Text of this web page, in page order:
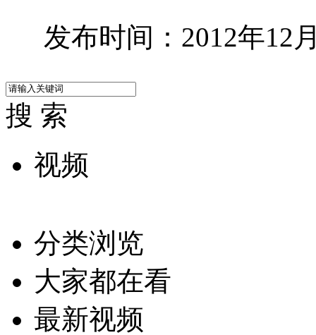
发布时间：2012年12
搜 索
视频
分类浏览
大家都在看
最新视频